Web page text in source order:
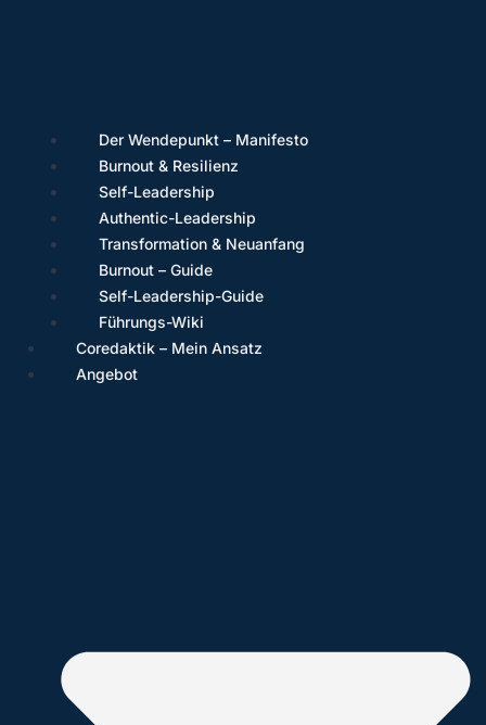
Der Wendepunkt – Manifesto
Burnout & Resilienz
Self-Leadership
Authentic-Leadership
Transformation & Neuanfang
Burnout – Guide
Self-Leadership-Guide
Führungs-Wiki
Coredaktik – Mein Ansatz
Angebot